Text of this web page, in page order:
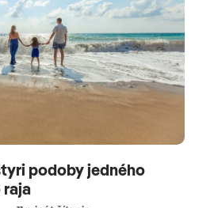
podoby jedného